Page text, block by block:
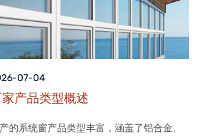
07-04
产品类型概述
的系统窗产品类型丰富，涵盖了铝合金、